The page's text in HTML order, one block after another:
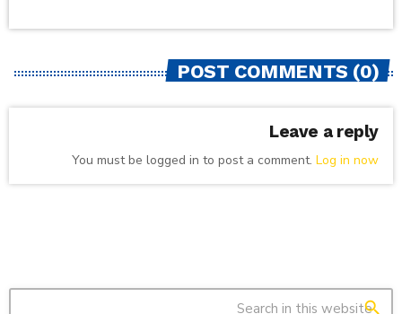
POST COMMENTS (0)
Leave a reply
You must be logged in to post a comment. Log in now
search